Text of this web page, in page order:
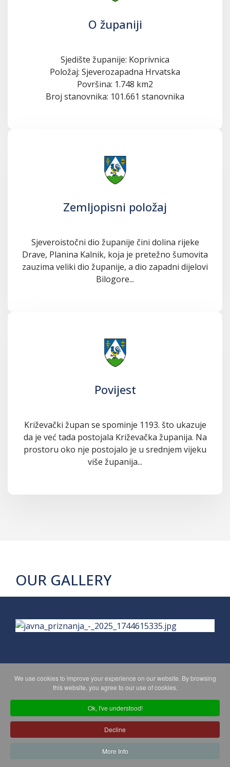
O županiji
Sjedište županije: Koprivnica
Položaj: Sjeverozapadna Hrvatska
Površina: 1.748 km2
Broj stanovnika: 101.661 stanovnika
Zemljopisni položaj
Sjeveroistočni dio županije čini dolina rijeke
Drave, Planina Kalnik, koja je pretežno šumovita
zauzima veliki dio županije, a dio zapadni dijelovi
Bilogore...
Povijest
Križevački župan se spominje 1193. što ukazuje
da je već tada postojala Križevačka županija. Na
prostoru oko nje postojalo je u srednjem vijeku
više županija...
OUR GALLERY
PRIVACY POLICY MAPA WEBA
Copyright © 2026 Koprivničko - križevačka županija. All Rights
Reserved.
© 2018 Your Company. Designed By
We use cookies to improve your experience on our website. By browsing
this website, you agree to our use of cookies.
Ok, I've understood!
Decline
More Info